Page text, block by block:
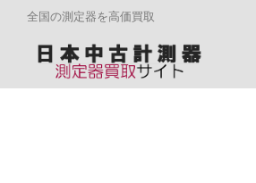
全国の測定器を高価買取